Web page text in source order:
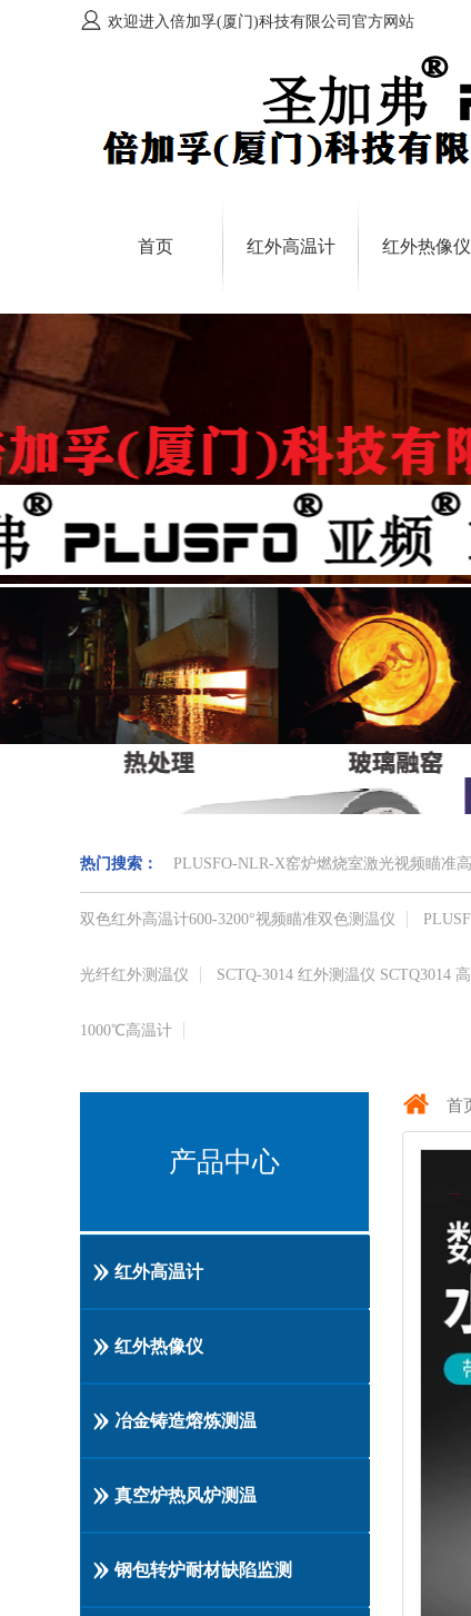
欢迎进入倍加孚(厦门)科技有限公司官方网站
首页 红外高温计 红外热像仪
热门搜索： PLUSFO-NLR-X窑炉燃烧室激光视频瞄准
双色红外高温计​600-3200°视频瞄准​双色测温仪
光纤红外测温仪 SCTQ-3014 红外测温仪 SCTQ3014
1000℃​高温计
产品中心
红外高温计
红外热像仪
冶金铸造熔炼测温
真空炉热风炉测温
钢包转炉耐材缺陷监测
首